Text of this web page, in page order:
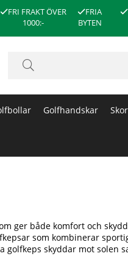
FRI FRAKT ÖVER
1000:-
FRIA
BYTEN
Golfhandskar Skor
ger både komfort och
som kombinerar
golfkeps skyddar mot solen